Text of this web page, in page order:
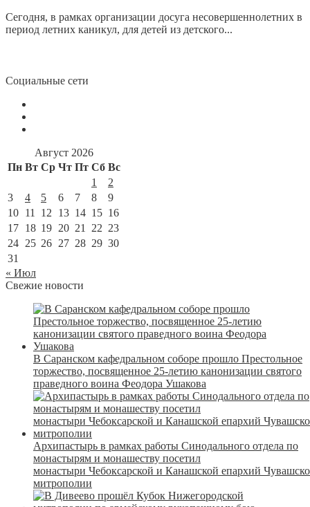
Сегодня, в рамках организации досуга несовершеннолетних в
период летних каникул, для детей из детского...
Социальные сети
Август 2026
Пн Вт Ср Чт Пт Сб Вс
1
2
3
4 5 6 7 8
9
10 11 12 13 14 15 16
17 18 19 20 21 22 23
24 25 26 27 28 29 30
31
« Июл
Свежие новости
В Саранском кафедральном соборе прошло Престольное
торжество, посвященное 25-летию канонизации святого
праведного воина Феодора Ушакова
Архипастырь в рамках работы Синодального отдела по
монастырям и монашеству посетил
монастыри Чебоксарской и Канашской епархий
митрополии